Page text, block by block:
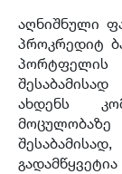
აღნიშნული
პროკრედიტ
ახდენს
მოცულობაზე